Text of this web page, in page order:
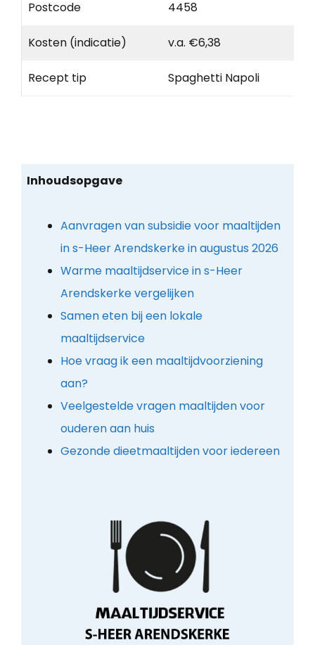
Postcode 4458
Kosten (indicatie) v.a. €6,38
Recept tip Spaghetti Napoli
Inhoudsopgave
Aanvragen van subsidie voor maaltijden
in s-Heer Arendskerke in augustus 2026
Warme maaltijdservice in s-Heer
Arendskerke vergelijken
Samen eten bij een lokale
maaltijdservice
Hoe vraag ik een maaltijdvoorziening
aan?
Veelgestelde vragen maaltijden voor
ouderen aan huis
Gezonde dieetmaaltijden voor iedereen